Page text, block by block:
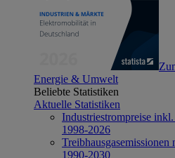
Energie & Umwelt
Beliebte Statistiken
Aktuelle Statistiken
Industriestrompreise
1998-2026
1990-2030